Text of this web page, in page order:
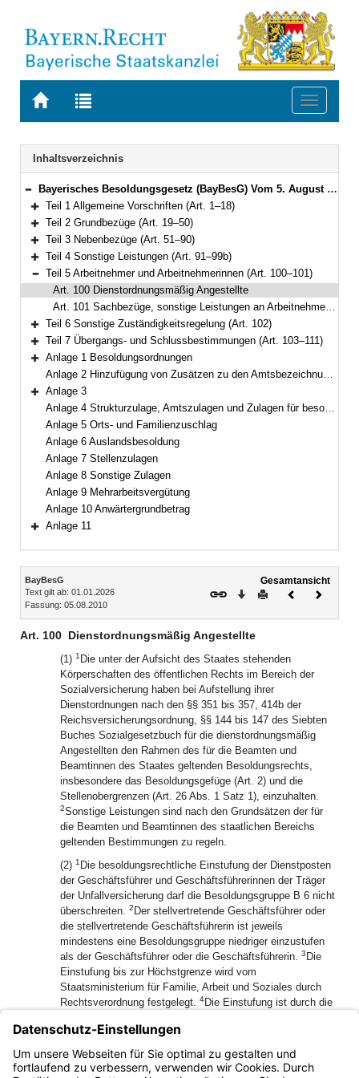
Zur
BAYERN.RECHT
Zur
letzten
Suche
Toggle
Navigation
Inhaltsverzeichnis
Bereich reduzieren
Bayerisches Besoldungsgesetz (BayBesG) Vom 5. August 2010 (GVBl. S. 410, 764) BayRS 2032-1-1-F (Art. 1–111)
Bereich erweitern
Teil 1 Allgemeine Vorschriften (Art. 1–18)
Bereich erweitern
Teil 2 Grundbezüge (Art. 19–50)
Bereich erweitern
Teil 3 Nebenbezüge (Art. 51–90)
Bereich erweitern
Teil 4 Sonstige Leistungen (Art. 91–99b)
Bereich reduzieren
Teil 5 Arbeitnehmer und Arbeitnehmerinnen (Art. 100–101)
Art. 100 Dienstordnungsmäßig Angestellte
Art. 101 Sachbezüge, sonstige Leistungen an Arbeitnehmer und Arbeitnehmerinnen sowie Zuständigkeit für die Festsetzung und Anordnung der Bezüge
Bereich erweitern
Teil 6 Sonstige Zuständigkeitsregelung (Art. 102)
Bereich erweitern
Teil 7 Übergangs- und Schlussbestimmungen (Art. 103–111)
Bereich erweitern
Anlage 1 Besoldungsordnungen
Anlage 2 Hinzufügung von Zusätzen zu den Amtsbezeichnungen
Bereich erweitern
Anlage 3
Anlage 4 Strukturzulage, Amtszulagen und Zulagen für besondere Berufsgruppen
Anlage 5 Orts- und Familienzuschlag
Anlage 6 Auslandsbesoldung
Anlage 7 Stellenzulagen
Anlage 8 Sonstige Zulagen
Anlage 9 Mehrarbeitsvergütung
Anlage 10 Anwärtergrundbetrag
Anlage 11
Inhalt
BayBesG
Text gilt ab: 01.01.2026
Fassung: 05.08.2010
Gesamtansicht
Download
DruckenVorheriges
Art. 100 Dienstordnungsmäßig Angestellte
(1) 1 Die unter der Aufsicht des Staates stehenden
Körperschaften des öffentlichen Rechts im Bereich der
Sozialversicherung haben bei Aufstellung ihrer
Dienstordnungen nach den §§ 351 bis 357, 414b der
Reichsversicherungsordnung, §§ 144 bis 147 des Siebten
Buches Sozialgesetzbuch für die dienstordnungsmäßig
Angestellten den Rahmen des für die Beamten und
Beamtinnen des Staates geltenden Besoldungsrechts,
insbesondere das Besoldungsgefüge (Art. 2) und die
Stellenobergrenzen (Art. 26 Abs. 1 Satz 1), einzuhalten.
2Sonstige Leistungen sind nach den Grundsätzen der für
die Beamten und Beamtinnen des staatlichen Bereichs
geltenden Bestimmungen zu regeln.
(2) 1 Die besoldungsrechtliche Einstufung der Dienstposten
der Geschäftsführer und Geschäftsführerinnen der Träger
der Unfallversicherung darf die Besoldungsgruppe B 6 nicht
überschreiten. 2 Der stellvertretende Geschäftsführer oder
die stellvertretende Geschäftsführerin ist jeweils
mindestens eine Besoldungsgruppe niedriger einzustufen
als der Geschäftsführer oder die Geschäftsführerin. 3 Die
Einstufung bis zur Höchstgrenze wird vom
Staatsministerium für Familie, Arbeit und Soziales durch
Rechtsverordnung festgelegt. 4Die Einstufung ist durch die
dabei sind die Besonderheiten der Unfallversicherung der
öffentlichen Hand zu berücksichtigen.
(3) Art. 14 Satz 3 gilt entsprechend.